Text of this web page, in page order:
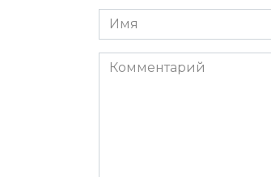
Имя
*
Комментарий